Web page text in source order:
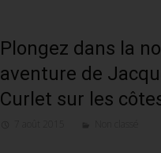
Plongez dans la
aventure de
Curlet sur les côtes